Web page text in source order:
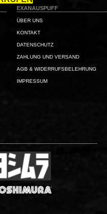
EXANAUSPUFF
ÜBER UNS
KONTAKT
DATENSCHUTZ
ZAHLUNG UND VERSAND
AGB & WIDERRUFSBELEHRUNG
IMPRESSUM